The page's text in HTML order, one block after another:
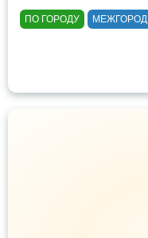
ПО ГОРОДУ МЕЖГОРОД